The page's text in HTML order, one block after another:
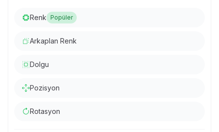
Renk Popüler
Arkaplan Renk
Dolgu
Pozisyon
Rotasyon